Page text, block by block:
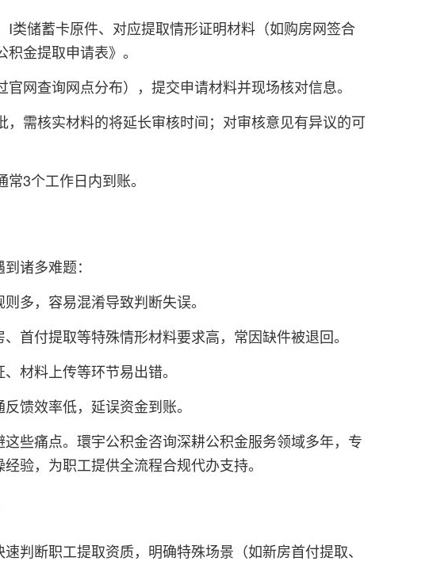
类储蓄卡原件、对应提取情形证明材料（如购房网签合
金提取申请表》。
网查询网点分布），提交申请材料并现场核对信息。
需核实材料的将延长审核时间；对审核意见有异议的可
3个工作日内到账。
诸多难题：
多，容易混淆导致判断失误。
首付提取等特殊情形材料要求高，常因缺件被退回。
材料上传等环节易出错。
馈效率低，延误资金到账。
些痛点。環宇公积金咨询深耕公积金服务领域多年，专
验，为职工提供全流程合规代办支持。
判断职工提取资质，明确特殊场景（如新房首付提取、